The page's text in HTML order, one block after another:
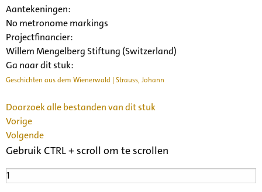
Aantekeningen:
No metronome markings
Projectfinancier:
Willem Mengelberg Stiftung (Switzerland)
Ga naar dit stuk:
Geschichten aus dem Wienerwald | Strauss, Johann
Doorzoek alle bestanden van dit stuk
Vorige
Volgende
Gebruik CTRL + scroll om te scrollen